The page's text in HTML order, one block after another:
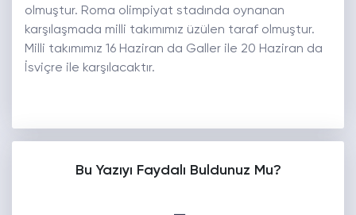
olmuştur. Roma olimpiyat stadında oynanan
karşılaşmada milli takımımız üzülen taraf olmuştur.
Milli takımımız 16 Haziran da Galler ile 20 Haziran da
İsviçre ile karşılacaktır.
Bu Yazıyı Faydalı Buldunuz Mu?